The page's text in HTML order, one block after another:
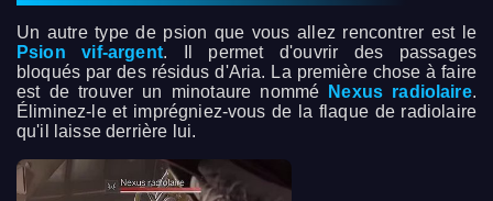
Un autre type de psion que vous allez rencontrer est le
Psion vif-argent. Il permet d'ouvrir des passages
bloqués par des résidus d'Aria. La première chose à faire
est de trouver un minotaure nommé
Nexus radiolaire.
Éliminez-le et imprégniez-vous de la flaque de radiolaire
qu'il laisse derrière lui.